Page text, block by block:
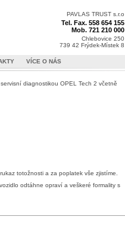
PAVLAS TRUST s.r.o
Tel. Fax. 558 654 155
Mob. 721 210 000
Chlebovice 250
739 42 Frýdek-Místek 8
VÍCE O NÁS
diagnostikou OPEL Tech 2 včetně
totožnosti a za poplatek vše zjistíme.
odtáhne opraví a veškeré formality s